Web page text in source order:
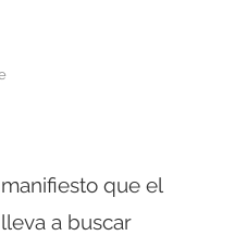
que el
a buscar